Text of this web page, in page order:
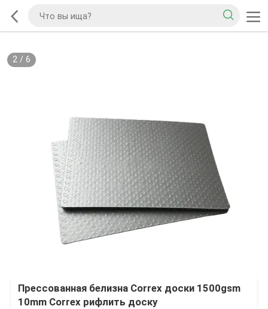
2/ 6
Прессованная белизна Correx доски 1500gsm
10mm Correx рифлить доску